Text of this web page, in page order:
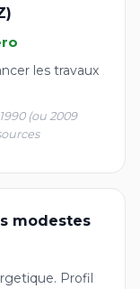
les travaux
(ou 2009
modestes
Profil